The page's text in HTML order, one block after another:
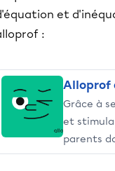
et
:
Alloprof
Grâce à
et
parents